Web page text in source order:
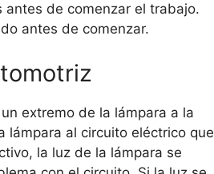
de comenzar el trabajo.
antes de comenzar.
extremo de la lámpara a la
lámpara al circuito eléctrico que
la luz de la lámpara se